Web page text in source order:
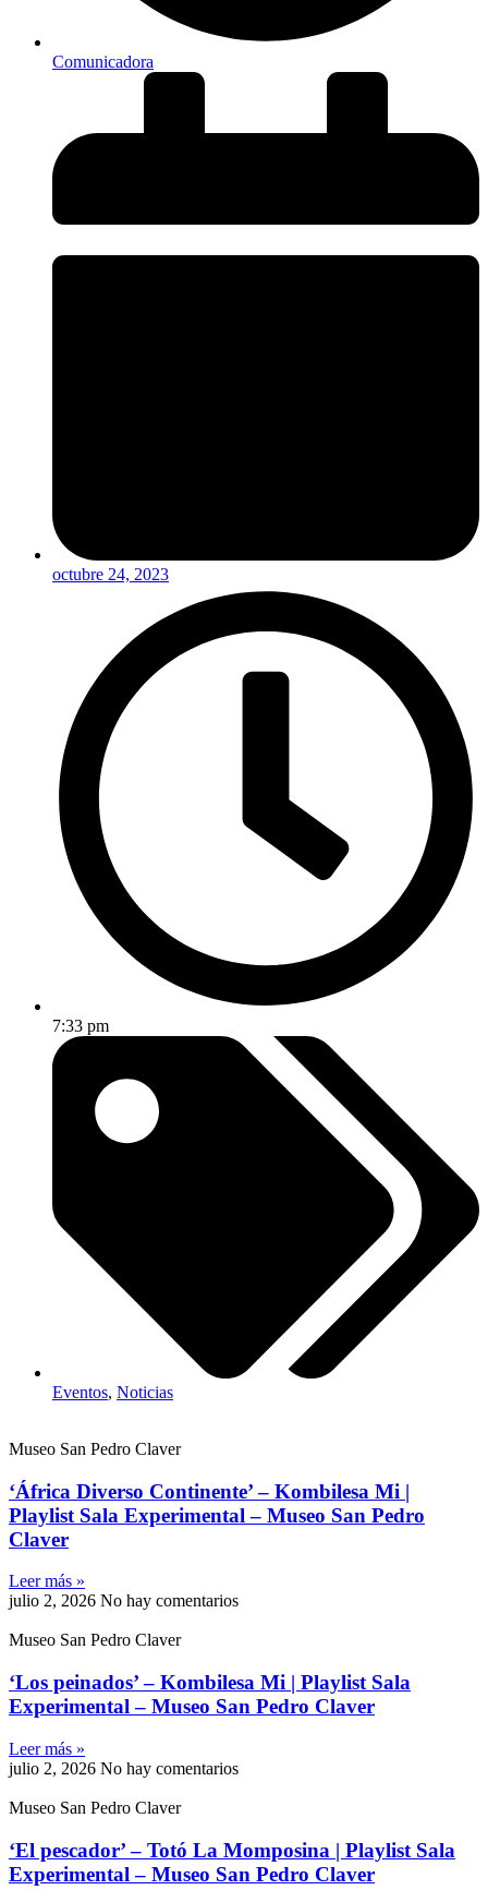
Comunicadora
octubre 24, 2023
7:33 pm
Eventos, Noticias
Museo San Pedro Claver
‘África Diverso Continente’ – Kombilesa Mi |
Playlist Sala Experimental – Museo San Pedro
Claver
Leer más »
julio 2, 2026 No hay comentarios
Museo San Pedro Claver
‘Los peinados’ – Kombilesa Mi | Playlist Sala
Experimental – Museo San Pedro Claver
Leer más »
julio 2, 2026 No hay comentarios
Museo San Pedro Claver
‘El pescador’ – Totó La Momposina | Playlist Sala
Experimental – Museo San Pedro Claver